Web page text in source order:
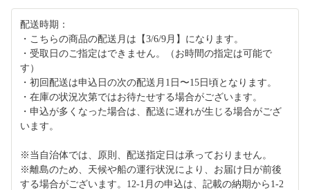
配送時期：
・こちらの商品の配送月は【3/6/9月】になります。
・受取日のご指定はできません。（お時間の指定は可能で
す）
・初回配送は申込日の次の配送月1日〜15日頃となります。
・在庫の状況次第ではお待たせする場合がございます。
・申込が多くなった場合は、配送に遅れが生じる場合がござ
います。
※当自治体では、原則、配送指定日は承っておりません。
※離島のため、天候や船の運行状況により、お届け日が前後
する場合がございます。12-1月の申込は、記載の納期から1-2